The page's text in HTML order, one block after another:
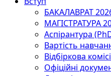
БАКАЛАВРАТ
МАГІСТРАТУРА
Аспірантура
Вартість
Відбіркова
Офіційні